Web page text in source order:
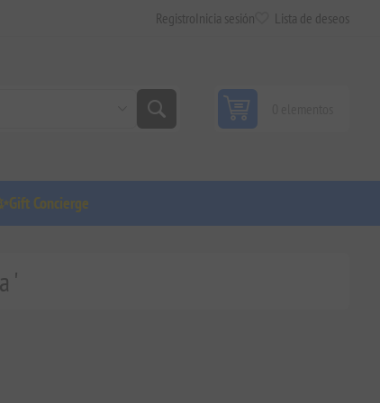
Registro Inicia sesión Lista de deseos
Concierge
'